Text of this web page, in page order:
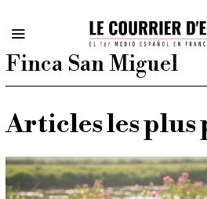
Finca San Miguel
Articles les plus